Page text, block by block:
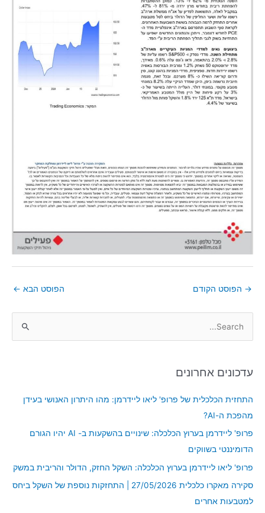
→ הפוסט הקודם הפוסט הבא ←
r
:
עדכונים אחרונים
התחזית הכלכלית של פרופ' ליאו ליידרמן: מהו היתרון האנושי בעידן
מהפכת ה-AI?
פרופ' ליידרמן בערוץ הכלכלה: שינויים בהשקעות ב- AI יהיו הגורם
הדומיננטי בשווקים
פרופ' ליאו ליידרמן בערוץ הכלכלה: השקל החזק, הדולר והריבית במשק
סקירה מאקרו כלכלית 27/05/2026 | התחזקות נוספת של השקל ביחס
למטבעות אחרים